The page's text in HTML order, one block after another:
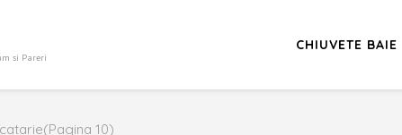
si Pareri
CHIUVETE BAIE
(Pagina 10)